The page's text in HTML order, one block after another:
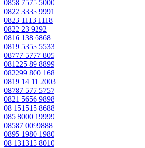
0858 7575 5000
0822 3333 9991
0823 1113 1118
0822 23 9292
0816 138 6868
0819 5353 5533
08777 5777 805
081225 89 8899
082299 800 168
0819 14 11 2003
08787 577 5757
0821 5656 9898
08 151515 8688
085 8000 19999
08587 0099888
0895 1980 1980
08 131313 8010